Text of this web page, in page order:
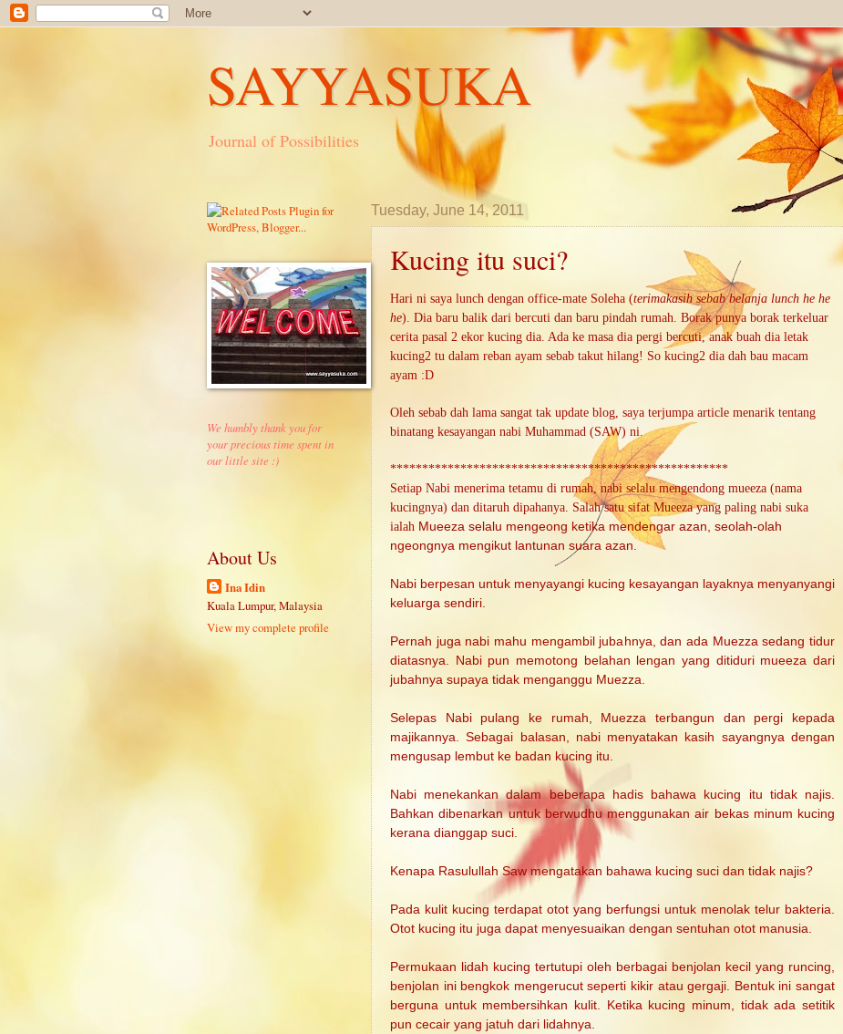
SAYYASUKA
Journal of Possibilities
Tuesday, June 14, 2011
Kucing itu suci?
Hari ni saya lunch dengan office-mate Soleha (terimakasih sebab belanja lunch he he
he). Dia baru balik dari bercuti dan baru pindah rumah. Borak punya borak terkeluar
cerita pasal 2 ekor kucing dia. Ada ke masa dia pergi bercuti, anak buah dia letak
kucing2 tu dalam reban ayam sebab takut hilang! So kucing2 dia dah bau macam
ayam :D
Oleh sebab dah lama sangat tak update blog, saya terjumpa article menarik tentang
binatang kesayangan nabi Muhammad (SAW) ni.
*****************************************************
Setiap Nabi menerima tetamu di rumah, nabi selalu mengendong mueeza (nama
kucingnya) dan ditaruh dipahanya. Salah satu sifat Mueeza yang paling nabi suka
ialah Mueeza selalu mengeong ketika mendengar azan, seolah-olah
ngeongnya mengikut lantunan suara azan.
Nabi berpesan untuk menyayangi kucing kesayangan layaknya menyanyangi
keluarga sendiri.
Pernah juga nabi mahu mengambil jubahnya, dan ada Muezza sedang tidur
diatasnya. Nabi pun memotong belahan lengan yang ditiduri mueeza dari
jubahnya supaya tidak menganggu Muezza.
Selepas Nabi pulang ke rumah, Muezza terbangun dan pergi kepada
majikannya. Sebagai balasan, nabi menyatakan kasih sayangnya dengan
mengusap lembut ke badan kucing itu.
Nabi menekankan dalam beberapa hadis bahawa kucing itu tidak najis.
Bahkan dibenarkan untuk berwudhu menggunakan air bekas minum kucing
kerana dianggap suci.
Kenapa Rasulullah Saw mengatakan bahawa kucing suci dan tidak najis?
Pada kulit kucing terdapat otot yang berfungsi untuk menolak telur bakteria.
Otot kucing itu juga dapat menyesuaikan dengan sentuhan otot manusia.
Permukaan lidah kucing tertutupi oleh berbagai benjolan kecil yang runcing,
benjolan ini bengkok mengerucut seperti kikir atau gergaji. Bentuk ini sangat
berguna untuk membersihkan kulit. Ketika kucing minum, tidak ada setitik
pun cecair yang jatuh dari lidahnya.
We humbly thank you for
your precious time spent in
our little site :)
About Us
Ina Idin
Kuala Lumpur, Malaysia
View my complete profile